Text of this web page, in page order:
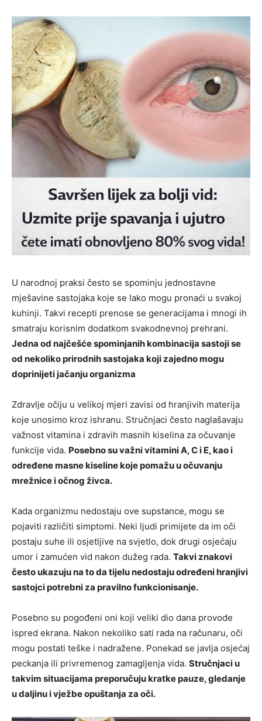
U narodnoj praksi često se spominju jednostavne
mješavine sastojaka koje se lako mogu pronaći u svakoj
kuhinji. Takvi recepti prenose se generacijama i mnogi ih
smatraju korisnim dodatkom svakodnevnoj prehrani.
Jedna od najčešće spominjanih kombinacija sastoji se
od nekoliko prirodnih sastojaka koji zajedno mogu
doprinijeti jačanju organizma
Zdravlje očiju u velikoj mjeri zavisi od hranjivih materija
koje unosimo kroz ishranu. Stručnjaci često naglašavaju
važnost vitamina i zdravih masnih kiselina za očuvanje
funkcije vida. Posebno su važni vitamini A, C i E, kao i
određene masne kiseline koje pomažu u očuvanju
mrežnice i očnog živca.
Kada organizmu nedostaju ove supstance, mogu se
pojaviti različiti simptomi. Neki ljudi primijete da im oči
postaju suhe ili osjetljive na svjetlo, dok drugi osjećaju
umor i zamućen vid nakon dužeg rada. Takvi znakovi
često ukazuju na to da tijelu nedostaju određeni hranjivi
sastojci potrebni za pravilno funkcionisanje.
Posebno su pogođeni oni koji veliki dio dana provode
ispred ekrana. Nakon nekoliko sati rada na računaru, oči
mogu postati teške i nadražene. Ponekad se javlja osjećaj
peckanja ili privremenog zamagljenja vida. Stručnjaci u
takvim situacijama preporučuju kratke pauze, gledanje
u daljinu i vježbe opuštanja za oči.